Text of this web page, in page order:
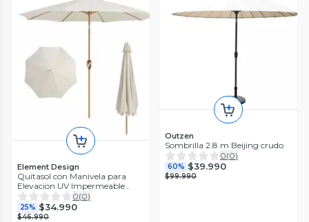
Element Design
Quitasol con Manivela para
Elevacion UV Impermeable
260cm
0(0)
25% $34.990
$46.990
Outzen
Sombrilla 2.8 m Beijing crudo
0(0)
60% $39.990
$99.990